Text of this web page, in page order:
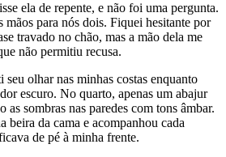
ela de repente, e não foi uma pergunta.
mãos para nós dois. Fiquei hesitante por
travado no chão, mas a mão dela me
não permitiu recusa.
seu olhar nas minhas costas enquanto
escuro. No quarto, apenas um abajur
as sombras nas paredes com tons âmbar.
beira da cama e acompanhou cada
de pé à minha frente.